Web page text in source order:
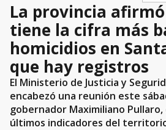
La provincia
tiene la cifra más
homicidios en
que hay registros
El Ministerio de Justicia y
encabezó una reunión este
gobernador Maximiliano
últimos indicadores del